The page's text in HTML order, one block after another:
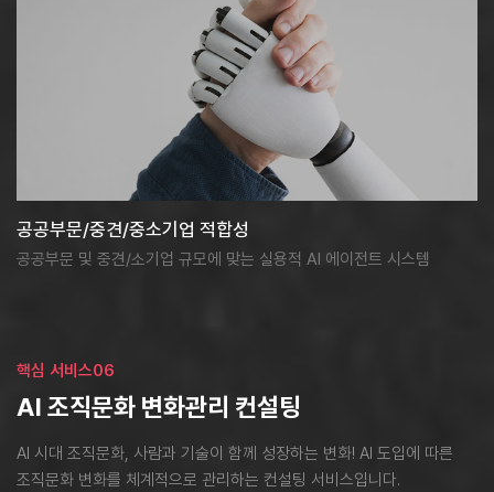
공공부문/중견/중소기업 적합성
공공부문 및 중견/소기업 규모에 맞는 실용적 AI 에이전트 시스템
핵심 서비스06
AI 조직문화 변화관리 컨설팅
AI 시대 조직문화, 사람과 기술이 함께 성장하는 변화! AI 도입에 따른
조직문화 변화를 체계적으로 관리하는 컨설팅 서비스입니다.